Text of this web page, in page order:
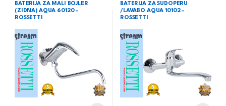
BATERIJA ZA MALI BOJLER
(ZIDNA) AQUA 60120 –
ROSSETTI
BATERIJA ZA SUDOPERU
/LAVABO AQUA 10102 –
ROSSETTI